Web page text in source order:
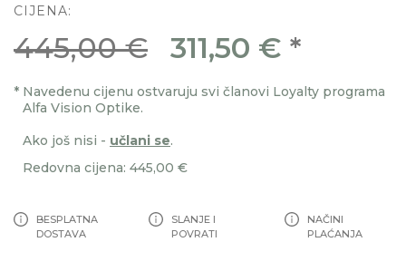
CIJENA:
445,00 € 311,50 € *
* Navedenu cijenu ostvaruju svi članovi Loyalty programa
Alfa Vision Optike.
Ako još nisi - učlani se.
Redovna cijena: 445,00 €
BESPLATNA
DOSTAVA
SLANJE I
POVRATI
NAČINI
PLAĆANJA